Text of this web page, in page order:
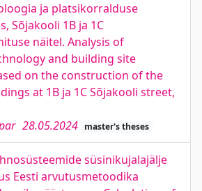
ja platsikorralduse
Sõjakooli 1B ja 1C
näitel. Analysis of
and building site
on the construction of the
at 1B ja 1C Sõjakooli street,
28.05.2024 master's theses
süsinikujalajälje
Eesti arvutusmetoodika